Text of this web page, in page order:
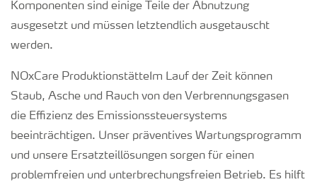
Komponenten sind einige Teile der Abnutzung
ausgesetzt und müssen letztendlich ausgetauscht
werden.
NOxCare ProduktionstätteIm Lauf der Zeit können
Staub, Asche und Rauch von den Verbrennungsgasen
die Effizienz des Emissionssteuersystems
beeinträchtigen. Unser präventives Wartungsprogramm
und unsere Ersatzteillösungen sorgen für einen
problemfreien und unterbrechungsfreien Betrieb. Es hilft